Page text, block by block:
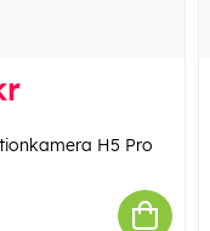
H5 Pro